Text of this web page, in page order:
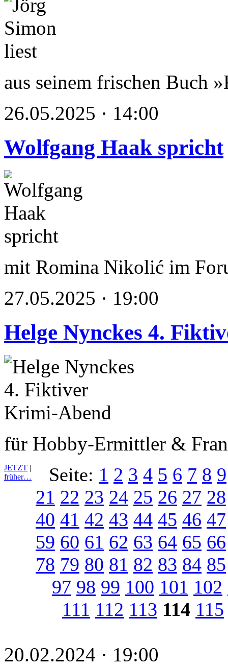
aus seinem frischen Buch
26.05.2025 · 14:00
Wolfgang Haak spricht
mit Romina Nikolić im
27.05.2025 · 19:00
Helge Nynckes 4.
für Hobby-Ermittler &
JETZT |
früher…
Seite: 1 2 3 4 5 6 7 8 9
21 22 23 24 25 26 27 28
40 41 42 43 44 45 46 47
59 60 61 62 63 64 65 66
78 79 80 81 82 83 84 85
97 98 99 100 101 102
111 112 113 114 115
20.02.2024 · 19:00